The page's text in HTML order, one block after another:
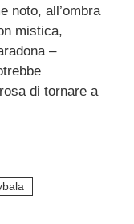
noto, all’ombra
mistica,
–
di tornare a